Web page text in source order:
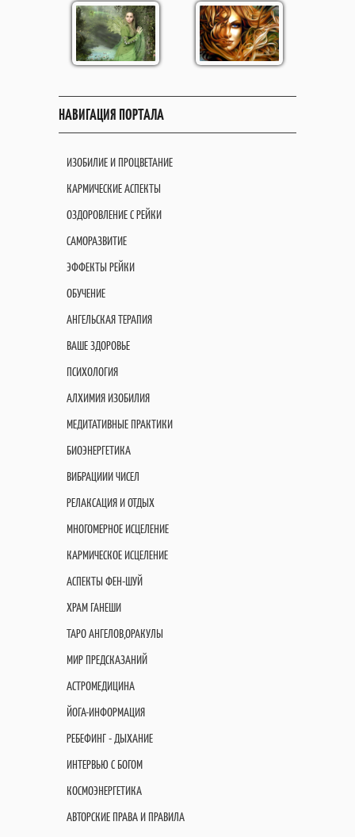
НАВИГАЦИЯ ПОРТАЛА
ИЗОБИЛИЕ И ПРОЦВЕТАНИЕ
КАРМИЧЕСКИЕ АСПЕКТЫ
ОЗДОРОВЛЕНИЕ С РЕЙКИ
САМОРАЗВИТИЕ
ЭФФЕКТЫ РЕЙКИ
ОБУЧЕНИЕ
АНГЕЛЬСКАЯ ТЕРАПИЯ
ВАШЕ ЗДОРОВЬЕ
ПСИХОЛОГИЯ
АЛХИМИЯ ИЗОБИЛИЯ
МЕДИТАТИВНЫЕ ПРАКТИКИ
БИОЭНЕРГЕТИКА
ВИБРАЦИИИ ЧИСЕЛ
РЕЛАКСАЦИЯ И ОТДЫХ
МНОГОМЕРНОЕ ИСЦЕЛЕНИЕ
КАРМИЧЕСКОЕ ИСЦЕЛЕНИЕ
АСПЕКТЫ ФЕН-ШУЙ
ХРАМ ГАНЕШИ
ТАРО АНГЕЛОВ,ОРАКУЛЫ
МИР ПРЕДСКАЗАНИЙ
АСТРОМЕДИЦИНА
ЙОГА-ИНФОРМАЦИЯ
РЕБЕФИНГ - ДЫХАНИЕ
ИНТЕРВЬЮ С БОГОМ
КОСМОЭНЕРГЕТИКА
АВТОРСКИЕ ПРАВА И ПРАВИЛА